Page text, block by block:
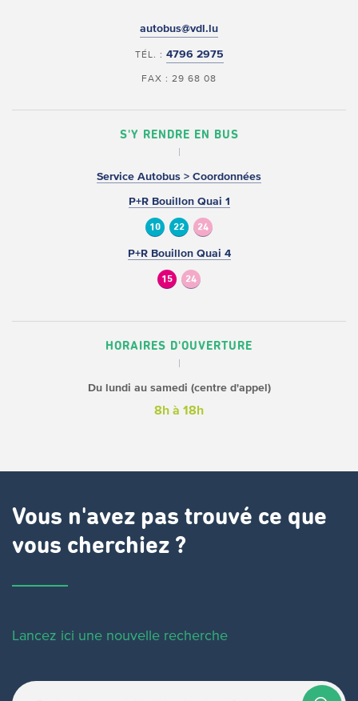
autobus@vdl.lu
TÉL. : 4796 2975
FAX : 29 68 08
S'Y RENDRE EN BUS
Service Autobus > Coordonnées
P+R Bouillon Quai 1
10 22 24
P+R Bouillon Quai 4
15 24
HORAIRES D'OUVERTURE
Du lundi au samedi (centre d'appel)
8h à 18h
Vous n'avez pas trouvé ce que
vous cherchiez ?
Lancez ici une nouvelle recherche